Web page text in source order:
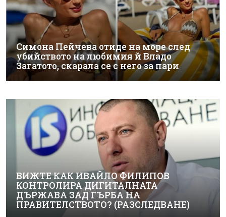
Симона Пейчева отиде на море след
убийството на любимия й Владо
Загатото, скарала се с него за пари
ВИЖТЕ КАК ИВАЙЛО ФИЛИПОВ
КОНТРОЛИРА ДИГИТАЛНАТА
ДЪРЖАВА ЗАД ГЪРБА НА
ПРАВИТЕЛСТВОТО? (РАЗСЛЕДВАНЕ)